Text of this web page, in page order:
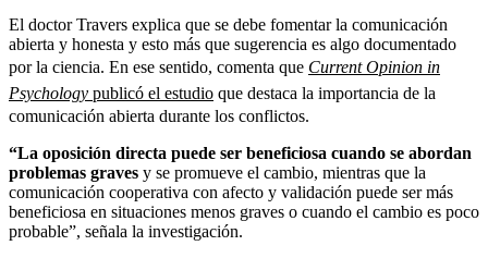
El doctor Travers explica que se debe fomentar la comunicación
abierta y honesta y esto más que sugerencia es algo documentado
por la ciencia. En ese sentido, comenta que Current Opinion in
Psychology publicó el estudio que destaca la importancia de la
comunicación abierta durante los conflictos.
“La oposición directa puede ser beneficiosa cuando se abordan
problemas graves y se promueve el cambio, mientras que la
comunicación cooperativa con afecto y validación puede ser más
beneficiosa en situaciones menos graves o cuando el cambio es poco
probable”, señala la investigación.